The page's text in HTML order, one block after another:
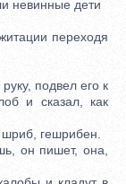
невинные дети
переходя
подвел его к
и сказал, как
гешрибен.
он пишет, она,